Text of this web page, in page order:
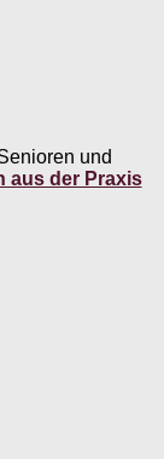
und
aus der Praxis